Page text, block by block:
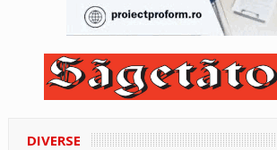
DIVERSE